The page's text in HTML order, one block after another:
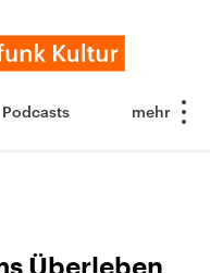
Podcasts
Überleben